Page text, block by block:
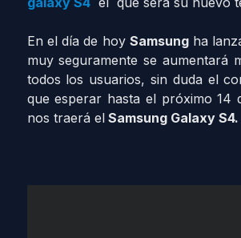
En el día de hoy Samsungha
muy seguramente se aumentará
todos los usuarios, sin duda el
que esperar hasta el próximo 14
nos traerá elSamsung Galaxy S4.